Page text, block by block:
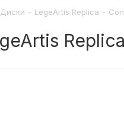
Диски - LegeArtis Replica -